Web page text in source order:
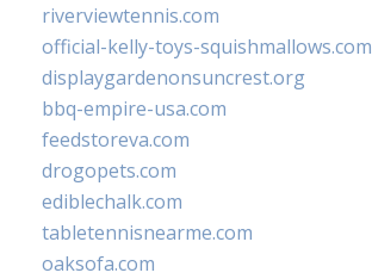
riverviewtennis.com
official-kelly-toys-squishmallows.com
displaygardenonsuncrest.org
bbq-empire-usa.com
feedstoreva.com
drogopets.com
ediblechalk.com
tabletennisnearme.com
oaksofa.com